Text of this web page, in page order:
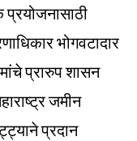
प्रयोजनासाठी
भोगवटादार
प्रारुप शासन
जमीन
प्रदान